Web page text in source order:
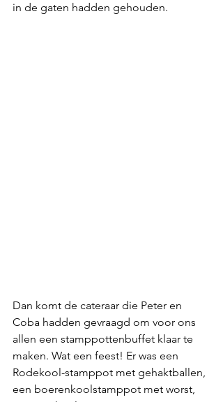
in de gaten hadden gehouden.
Dan komt de cateraar die Peter en
Coba hadden gevraagd om voor ons
allen een stamppottenbuffet klaar te
maken. Wat een feest! Er was een
Rodekool-stamppot met gehaktballen,
een boerenkoolstamppot met worst,